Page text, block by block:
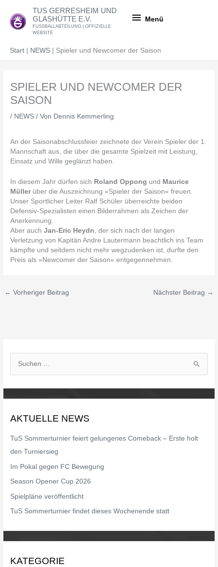
Inhalt
springen
TUS GERRESHEIM UND
GLASHÜTTE E.V.
FUSSBALLABTEILUNG | OFFIZIELLE
WEBSITE
Menü
Start NEWS Spieler und Newcomer der Saison
SPIELER UND NEWCOMER DER
SAISON
/ NEWS / Von Dennis Kemmerling
An der Saisonabschlussfeier zeichnete der Verein Spieler der 1.
Mannschaft aus, die über die gesamte Spielzeit mit Leistung,
Einsatz und Wille geglänzt haben.
In diesem Jahr dürfen sich Roland Oppong und Maurice
Müllerüber die Auszeichnung »Spieler der Saison« freuen.
Unser Sportlicher Leiter Ralf Schüler überreichte beiden
Defensiv-Spezialisten einen Bilderrahmen als Zeichen der
Anerkennung.
Aber auchJan-Eric Heydn, der sich nach der langen
Verletzung von Kapitän Andre Lautermann beachtlich ins Team
kämpfte und seitdem nicht mehr wegzudenken ist, durfte den
Preis als »Newcomer der Saison« entgegennehmen.
← Vorheriger Beitrag Nächster Beitrag →
e
h
:
AKTUELLE NEWS
TuS Sommerturnier feiert gelungenes Comeback – Erste holt
den Turniersieg
Im Pokal gegen FC Bewegung
Season Opener Cup 2026
Spielpläne veröffentlicht
TuS Sommerturnier findet dieses Wochenende statt
KATEGORIE